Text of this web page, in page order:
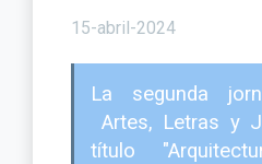
15-abril-2024
La segunda
Artes, Letras y
título